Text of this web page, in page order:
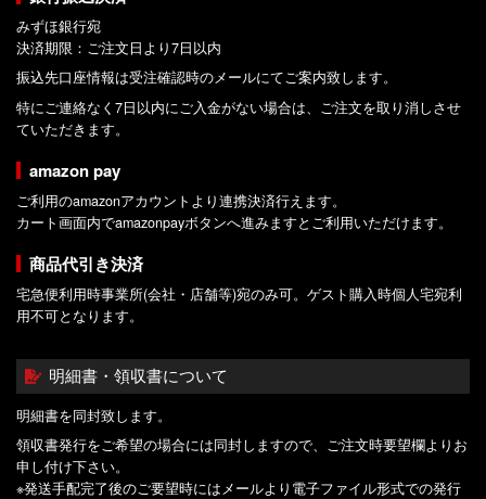
みずほ銀行宛
決済期限：ご注文日より7日以内
振込先口座情報は受注確認時のメールにてご案内致します。
特にご連絡なく7日以内にご入金がない場合は、ご注文を取り消しさせ
ていただきます。
amazon pay
ご利用のamazonアカウントより連携決済行えます。
カート画面内でamazonpayボタンへ進みますとご利用いただけます。
商品代引き決済
宅急便利用時事業所(会社・店舗等)宛のみ可。ゲスト購入時個人宅宛利
用不可となります。
明細書・領収書について
明細書を同封致します。
領収書発行をご希望の場合には同封しますので、ご注文時要望欄よりお
申し付け下さい。
※発送手配完了後のご要望時にはメールより電子ファイル形式での発行